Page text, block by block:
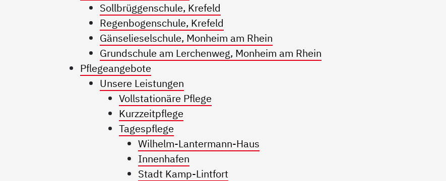
Sollbrüggenschule, Krefeld
Regenbogenschule, Krefeld
Gänselieselschule, Monheim am Rhein
Grundschule am Lerchenweg, Monheim am Rhein
Pflegeangebote
Unsere Leistungen
Vollstationäre Pflege
Kurzzeitpflege
Tagespflege
Wilhelm-Lantermann-Haus
Innenhafen
Stadt Kamp-Lintfort